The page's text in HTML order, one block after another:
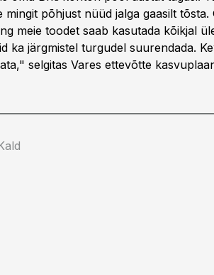
mingit põhjust nüüd jalga gaasilt
meie toodet saab kasutada kõikjal
ka järgmistel turgudel suurendada.
selgitas Vares ettevõtte